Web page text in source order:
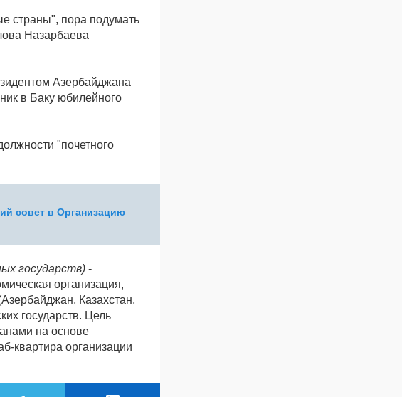
страны", пора подумать
Назарбаева
Азербайджана
в Баку юбилейного
"почетного
совет в Организацию
государств) -
организация,
Казахстан,
государств. Цель
на основе
квартира организации